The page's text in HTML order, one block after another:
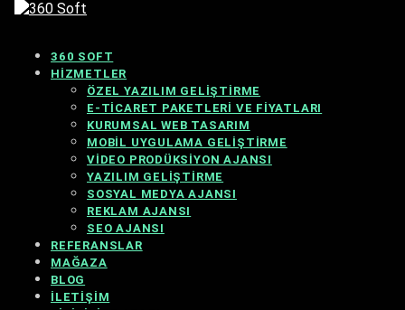
360 SOFT
HIZMETLER
ÖZEL YAZILIM GELIŞTIRME
E-TICARET PAKETLERI VE FIYATLARI
KURUMSAL WEB TASARIM
MOBIL UYGULAMA GELIŞTIRME
VIDEO PRODÜKSIYON AJANSI
YAZILIM GELIŞTIRME
SOSYAL MEDYA AJANSI
REKLAM AJANSI
SEO AJANSI
REFERANSLAR
MAĞAZA
BLOG
İLETIŞIM